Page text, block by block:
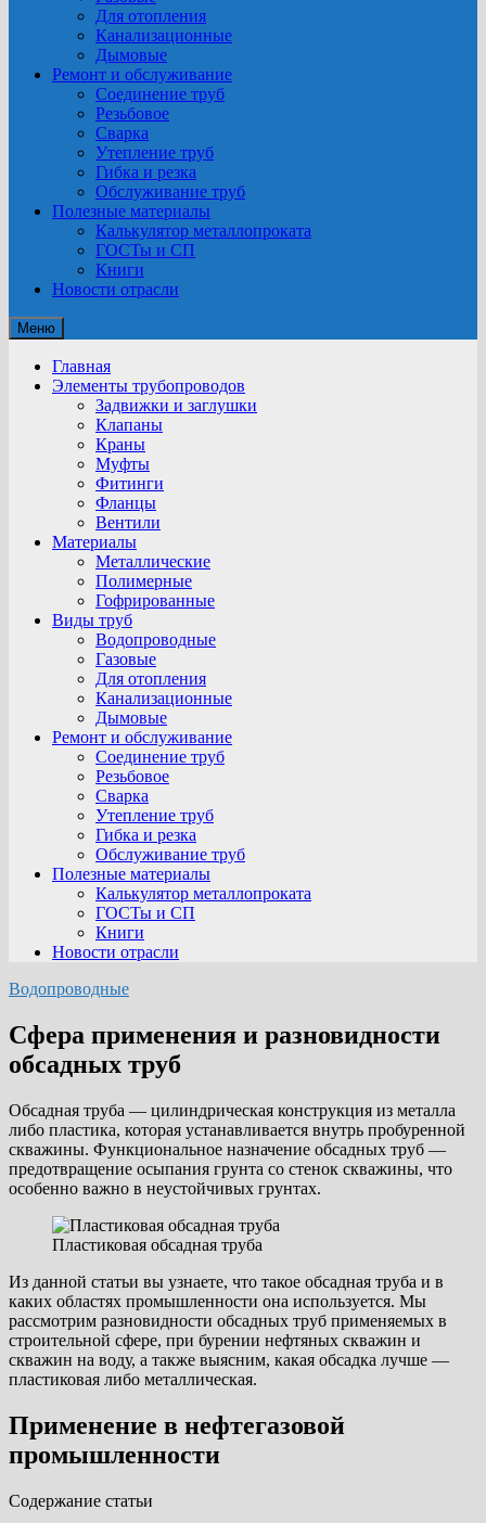
Для отопления
Канализационные
Дымовые
Ремонт и обслуживание
Соединение труб
Резьбовое
Сварка
Утепление труб
Гибка и резка
Обслуживание труб
Полезные материалы
Калькулятор металлопроката
ГОСТы и СП
Книги
Новости отрасли
Меню
Главная
Элементы трубопроводов
Задвижки и заглушки
Клапаны
Краны
Муфты
Фитинги
Фланцы
Вентили
Материалы
Металлические
Полимерные
Гофрированные
Виды труб
Водопроводные
Газовые
Для отопления
Канализационные
Дымовые
Ремонт и обслуживание
Соединение труб
Резьбовое
Сварка
Утепление труб
Гибка и резка
Обслуживание труб
Полезные материалы
Калькулятор металлопроката
ГОСТы и СП
Книги
Новости отрасли
Водопроводные
Сфера применения и разновидности
обсадных труб
Обсадная труба — цилиндрическая конструкция из металла
либо пластика, которая устанавливается внутрь пробуренной
скважины. Функциональное назначение обсадных труб —
предотвращение осыпания грунта со стенок скважины, что
особенно важно в неустойчивых грунтах.
Пластиковая обсадная труба
Из данной статьи вы узнаете, что такое обсадная труба и в
каких областях промышленности она используется. Мы
рассмотрим разновидности обсадных труб применяемых в
строительной сфере, при бурении нефтяных скважин и
скважин на воду, а также выясним, какая обсадка лучше —
пластиковая либо металлическая.
Применение в нефтегазовой
промышленности
Cодержание статьи